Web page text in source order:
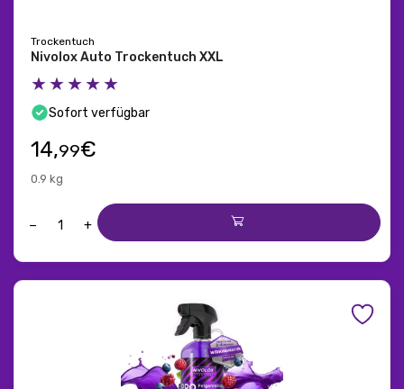
Trockentuch
Nivolox Auto Trockentuch XXL
★★★★★
Sofort verfügbar
14,99€
0.9 kg
− +